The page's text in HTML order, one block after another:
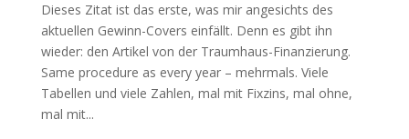
Dieses Zitat ist das erste, was mir angesichts des
aktuellen Gewinn-Covers einfällt. Denn es gibt ihn
wieder: den Artikel von der Traumhaus-Finanzierung.
Same procedure as every year – mehrmals. Viele
Tabellen und viele Zahlen, mal mit Fixzins, mal ohne,
mal mit...